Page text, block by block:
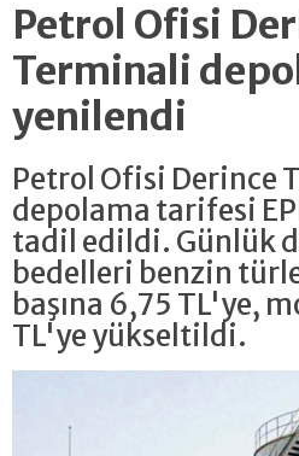
Petrol Ofisi
Terminali
yenilendi
Petrol Ofisi Derince
depolama tarifesi
tadil edildi. Günlük
bedelleri benzin
başına 6,75 TL'ye,
TL'ye yükseltildi.